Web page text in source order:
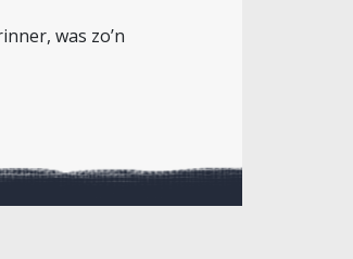
was zo’n